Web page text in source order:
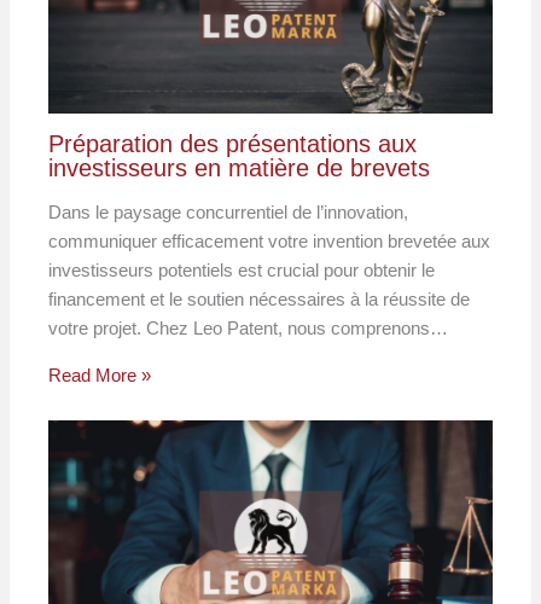
Préparation des présentations aux
investisseurs en matière de brevets
Dans le paysage concurrentiel de l’innovation,
communiquer efficacement votre invention brevetée aux
investisseurs potentiels est crucial pour obtenir le
financement et le soutien nécessaires à la réussite de
votre projet. Chez Leo Patent, nous comprenons…
Read More »